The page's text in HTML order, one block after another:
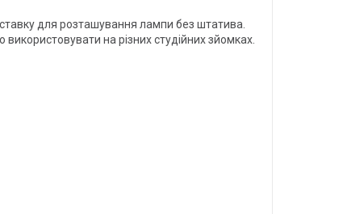
для розташування лампи без штатива.
на різних студійних зйомках.